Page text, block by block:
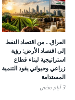
العراق… من اقتصاد النفط
إلى اقتصاد الأرض: رؤية
استراتيجية لبناء قطاع
زراعي وحيواني يقود التنمية
المستدامة
3 أيام ‎مضي